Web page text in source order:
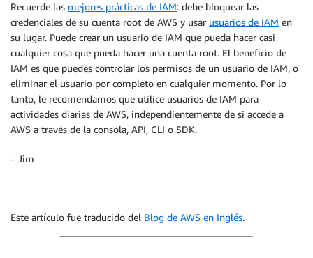
Recuerde las mejores prácticas de IAM: debe bloquear las
credenciales de su cuenta root de AWS y usar usuarios de IAM en
su lugar. Puede crear un usuario de IAM que pueda hacer casi
cualquier cosa que pueda hacer una cuenta root. El beneficio de
IAM es que puedes controlar los permisos de un usuario de IAM, o
eliminar el usuario por completo en cualquier momento. Por lo
tanto, le recomendamos que utilice usuarios de IAM para
actividades diarias de AWS, independientemente de si accede a
AWS a través de la consola, API, CLI o SDK.
– Jim
Este artículo fue traducido del Blog de AWS en Inglés.